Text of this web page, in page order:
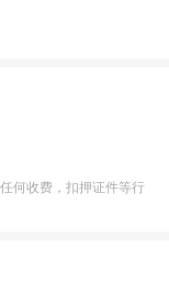
何收费，扣押证件等行